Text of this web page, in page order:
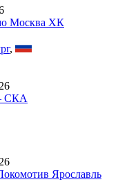
Москва ХК
,
СКА
Ярославль